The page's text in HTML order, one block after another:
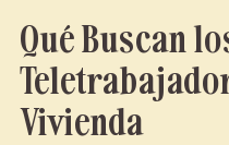
Qué Buscan
Vivienda